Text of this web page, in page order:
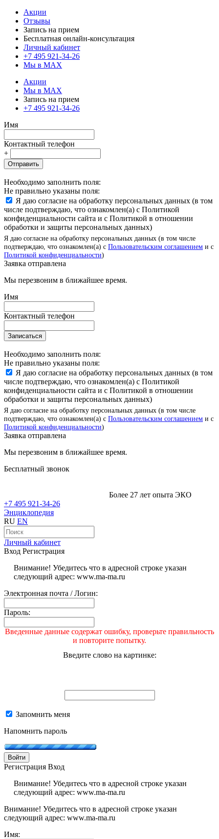
Акции
Отзывы
Запись на прием
Бесплатная онлайн-консультация
Личный кабинет
+7 495 921-34-26
Мы в MAX
Акции
Мы в MAX
Запись на прием
+7 495 921-34-26
Имя
Контактный телефон
+
Отправить
Необходимо заполнить поля:
Не правильно указаны поля:
Я даю согласие на обработку персональных данных (в том
числе подтверждаю, что ознакомлен(а) с Политикой
конфиденциальности сайта и с Политикой в отношении
обработки и защиты персональных данных)
Я даю согласие на обработку персональных данных (в том числе
подтверждаю, что ознакомлен(а) с Пользовательским соглашением и с
Политикой конфиденциальности)
Заявка отправлена
Мы перезвоним в ближайшее время.
Имя
Контактный телефон
Записаться
Необходимо заполнить поля:
Не правильно указаны поля:
Я даю согласие на обработку персональных данных (в том
числе подтверждаю, что ознакомлен(а) с Политикой
конфиденциальности сайта и с Политикой в отношении
обработки и защиты персональных данных)
Я даю согласие на обработку персональных данных (в том числе
подтверждаю, что ознакомлен(а) с Пользовательским соглашением и с
Политикой конфиденциальности)
Заявка отправлена
Мы перезвоним в ближайшее время.
Бесплатный звонок
Более 27 лет опыта ЭКО
+7 495 921-34-26
Энциклопедия
RU EN
Личный кабинет
Вход Регистрация
Внимание! Убедитесь что в адресной строке указан
следующий адрес: www.ma-ma.ru
Электронная почта / Логин:
Пароль:
Введенные данные содержат ошибку, проверьте правильность
и повторите попытку.
Введите слово на картинке:
Запомнить меня
Напомнить пароль
Войти
Регистрация Вход
Внимание! Убедитесь что в адресной строке указан
следующий адрес: www.ma-ma.ru
Внимание! Убедитесь что в адресной строке указан
следующий адрес: www.ma-ma.ru
Имя: